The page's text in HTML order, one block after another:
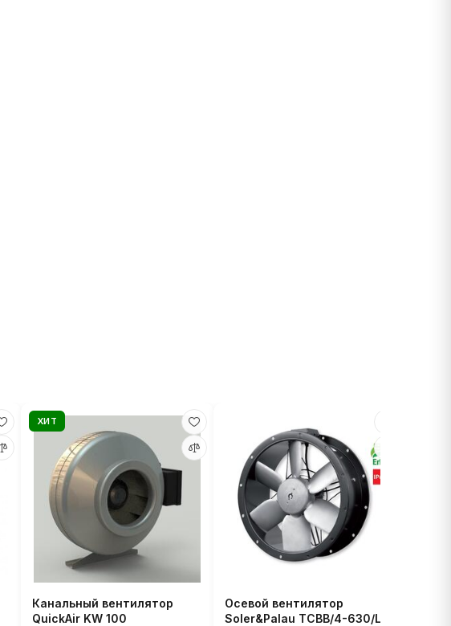
ХИТ
Канальный вентилятор
QuickAir KW 100
Осевой вентилятор
Soler&Palau TCBB/4-630/L